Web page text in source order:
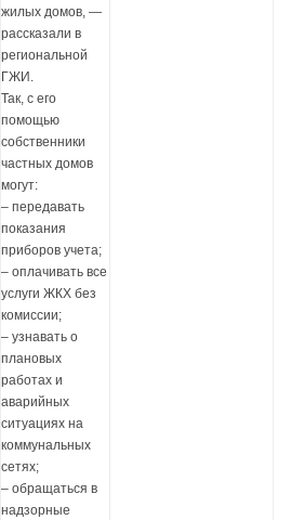
жилых домов, —
рассказали в
региональной
ГЖИ.
Так, с его
помощью
собственники
частных домов
могут:
– передавать
показания
приборов учета;
– оплачивать все
услуги ЖКХ без
комиссии;
– узнавать о
плановых
работах и
аварийных
ситуациях на
коммунальных
сетях;
– обращаться в
надзорные